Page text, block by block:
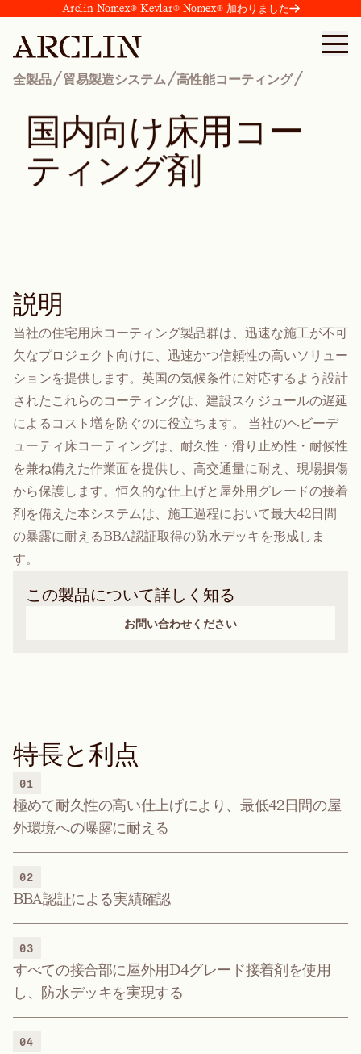
Arclin Nomex® Kevlar® Nomex® 加わりました
全製品/貿易製造システム /高性能コーティング/
国内向け床用コ ー
テ ィ ング剤
説明
当社の住宅用床コーティング製品群は、迅速な施工が不可
欠なプロジェクト向けに、迅速かつ信頼性の高いソリュー
ションを提供します。英国の気候条件に対応するよう設計
されたこれらのコーティングは、建設スケジュールの遅延
によるコスト増を防ぐのに役立ちます。 当社のヘビーデ
ューティ床コーティングは、耐久性・滑り止め性・耐候性
を兼ね備えた作業面を提供し、高交通量に耐え、現場損傷
から保護します。恒久的な仕上げと屋外用グレードの接着
剤を備えた本システムは、施工過程において最大42日間
の暴露に耐えるBBA認証取得の防水デッキを形成しま
す。
この製品について詳しく知る
お問い合わせください
特長と利点
01
極めて耐久性の高い仕上げにより、最低42日間の屋
外環境への曝露に耐える
02
BBA認証による実績確認
03
すべての接合部に屋外用D4グレード接着剤を使用
し、防水デッキを実現する
04